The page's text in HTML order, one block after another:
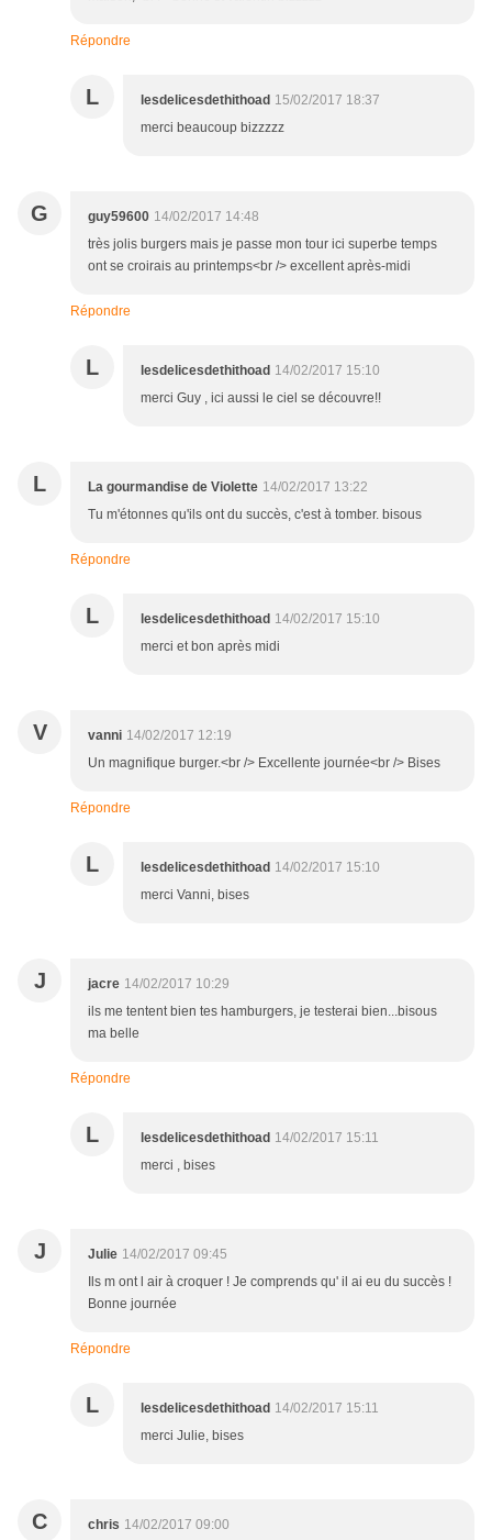
Répondre
L lesdelicesdethithoad 15/02/2017 18:37
merci beaucoup bizzzzz
G guy59600 14/02/2017 14:48
très jolis burgers mais je passe mon tour ici superbe temps
ont se croirais au printemps<br /> excellent après-midi
Répondre
L lesdelicesdethithoad 14/02/2017 15:10
merci Guy , ici aussi le ciel se découvre!!
L La gourmandise de Violette 14/02/2017 13:22
Tu m'étonnes qu'ils ont du succès, c'est à tomber. bisous
Répondre
L lesdelicesdethithoad 14/02/2017 15:10
merci et bon après midi
V vanni 14/02/2017 12:19
Un magnifique burger.<br /> Excellente journée<br /> Bises
Répondre
L lesdelicesdethithoad 14/02/2017 15:10
merci Vanni, bises
J jacre 14/02/2017 10:29
ils me tentent bien tes hamburgers, je testerai bien...bisous
ma belle
Répondre
L lesdelicesdethithoad 14/02/2017 15:11
merci , bises
J Julie 14/02/2017 09:45
Ils m ont l air à croquer ! Je comprends qu' il ai eu du succès !
Bonne journée
Répondre
L lesdelicesdethithoad 14/02/2017 15:11
merci Julie, bises
C chris 14/02/2017 09:00